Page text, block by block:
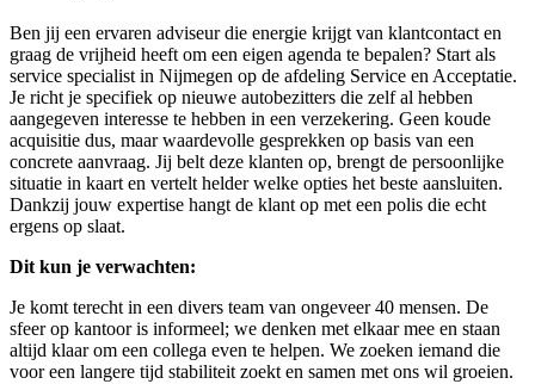
Ben jij een ervaren adviseur die energie krijgt van klantcontact en
graag de vrijheid heeft om een eigen agenda te bepalen? Start als
service specialist in Nijmegen op de afdeling Service en Acceptatie.
Je richt je specifiek op nieuwe autobezitters die zelf al hebben
aangegeven interesse te hebben in een verzekering. Geen koude
acquisitie dus, maar waardevolle gesprekken op basis van een
concrete aanvraag. Jij belt deze klanten op, brengt de persoonlijke
situatie in kaart en vertelt helder welke opties het beste aansluiten.
Dankzij jouw expertise hangt de klant op met een polis die echt
ergens op slaat.
Dit kun je verwachten:
Je komt terecht in een divers team van ongeveer 40 mensen. De
sfeer op kantoor is informeel; we denken met elkaar mee en staan
altijd klaar om een collega even te helpen. We zoeken iemand die
voor een langere tijd stabiliteit zoekt en samen met ons wil groeien.